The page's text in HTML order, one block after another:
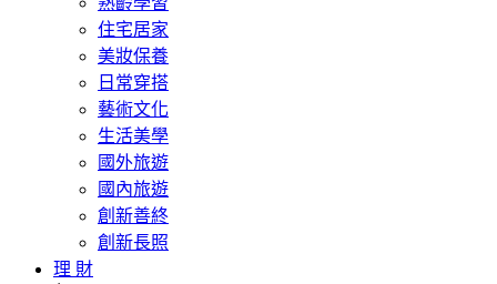
住宅居家
美妝保養
日常穿搭
藝術文化
生活美學
國外旅遊
國內旅遊
創新善終
創新長照
理 財